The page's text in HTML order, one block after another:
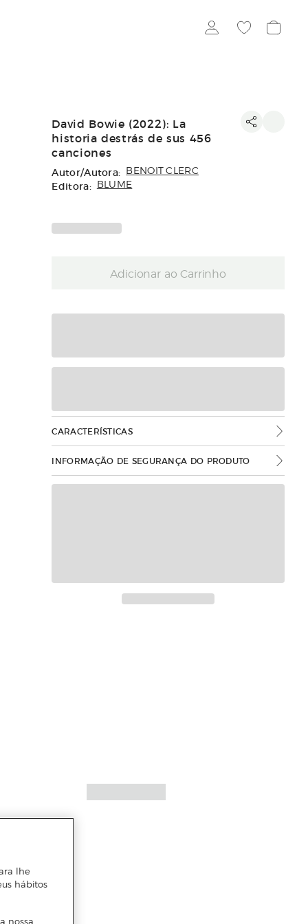
David Bowie (2022): La
historia destrás de sus 456
canciones
Autor/Autora: BENOIT CLERC
Editora: BLUME
Adicionar ao Carrinho
CARACTERÍSTICAS
INFORMAÇÃO DE SEGURANÇA DO PRODUTO
lhe
hábitos
nossa